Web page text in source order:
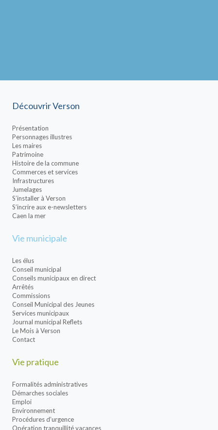
Découvrir Verson
Présentation
Personnages illustres
Les maires
Patrimoine
Histoire de la commune
Commerces et services
Infrastructures
Jumelages
S’installer à Verson
S’incrire aux e-newsletters
Caen la mer
Vie municipale
Les élus
Conseil municipal
Conseils municipaux en direct
Arrêtés
Commissions
Conseil Municipal des Jeunes
Services municipaux
Journal municipal Reflets
Le Mois à Verson
Contact
Vie pratique
Formalités administratives
Démarches sociales
Emploi
Environnement
Procédures d’urgence
Opération tranquillité vacances